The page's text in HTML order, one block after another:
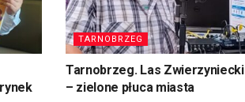
TARNOBRZEG
Tarnobrzeg. Las Zwierzyniecki
– zielone płuca miasta